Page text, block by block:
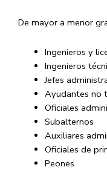
De mayor a menor
Ingenieros y
Ingenieros
Jefes
Ayudantes no
Oficiales
Subalternos
Auxiliares
Oficiales de
Peones